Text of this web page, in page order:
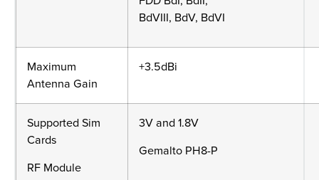
BdVIII, BdV, BdVI
Maximum
Antenna Gain
+3.5dBi
Supported Sim
Cards
RF Module
3V and 1.8V
Gemalto PH8-P